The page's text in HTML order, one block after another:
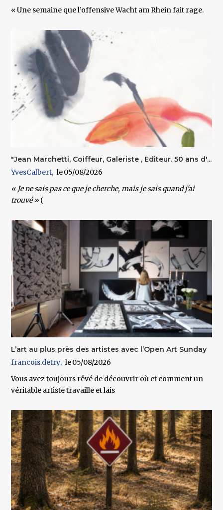
« Une semaine que l’offensive Wacht am Rhein fait rage.
"Jean Marchetti, Coiffeur, Galeriste , Editeur. 50 ans d'...
YvesCalbert
05/08/2026
« Je ne sais pas ce que je cherche, mais je sais quand j'ai
trouvé » (
L’art au plus près des artistes avec l’Open Art Sunday
francois.detry
05/08/2026
Vous avez toujours rêvé de découvrir où et comment un
véritable artiste travaille et lais